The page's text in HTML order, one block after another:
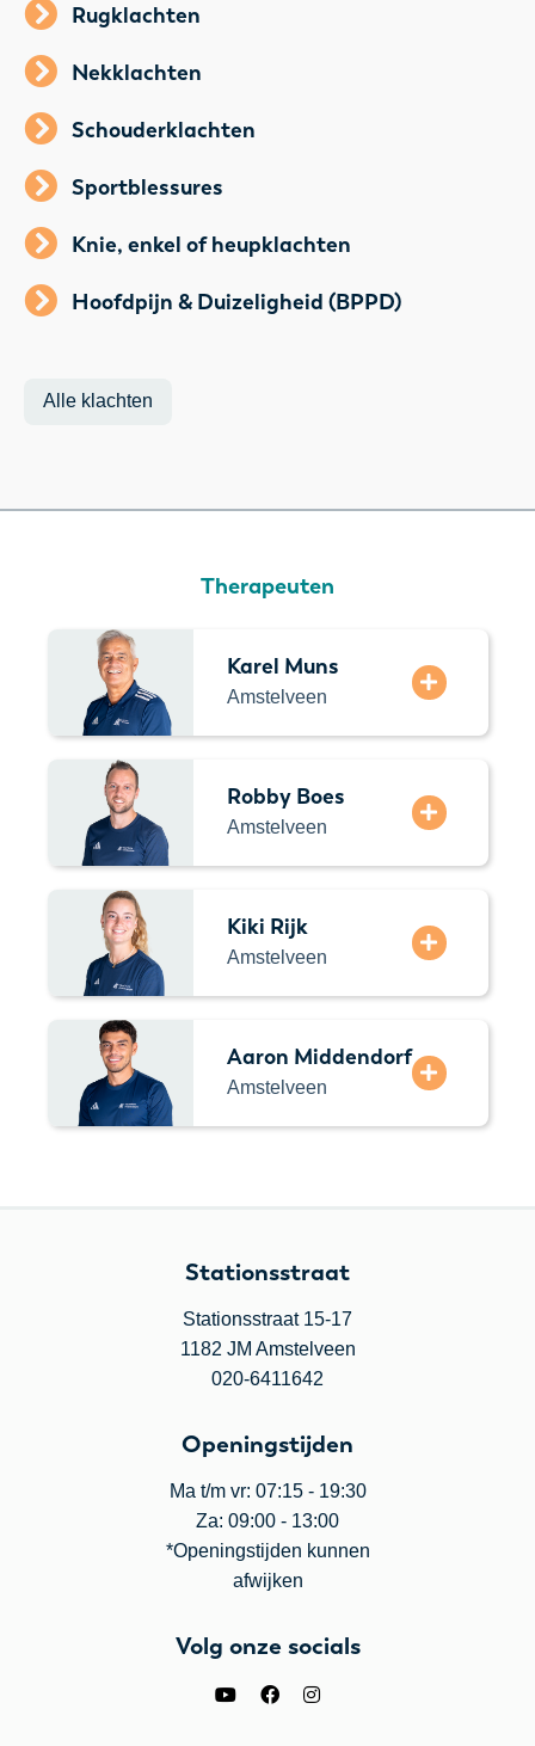
Rugklachten
Nekklachten
Schouderklachten
Sportblessures
Knie, enkel of heupklachten
Hoofdpijn & Duizeligheid (BPPD)
Alle klachten
Therapeuten
Karel Muns
Amstelveen
Robby Boes
Amstelveen
Kiki Rijk
Amstelveen
Aaron Middendorf
Amstelveen
Openingstijden
Ma t/m vr: 07:15 - 19:30
Za: 09:00 - 13:00
*Openingstijden kunnen
afwijken
Volg onze socials
Stationsstraat
Stationsstraat 15-17
1182 JM Amstelveen
020-6411642